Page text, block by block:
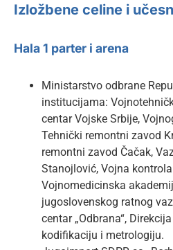
Izložbene celine i
Hala 1 parter i arena
Ministarstvo odbrane
institucijama:
centar Vojske Srbije,
Tehnički remontni zavod
remontni zavod Čačak,
Stanojlović, Vojna
Vojnomedicinska
jugoslovenskog ratnog
centar „Odbrana“,
kodifikaciju i metrologiju.